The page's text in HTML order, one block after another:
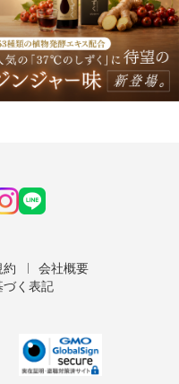
約
会社概要
づく表記